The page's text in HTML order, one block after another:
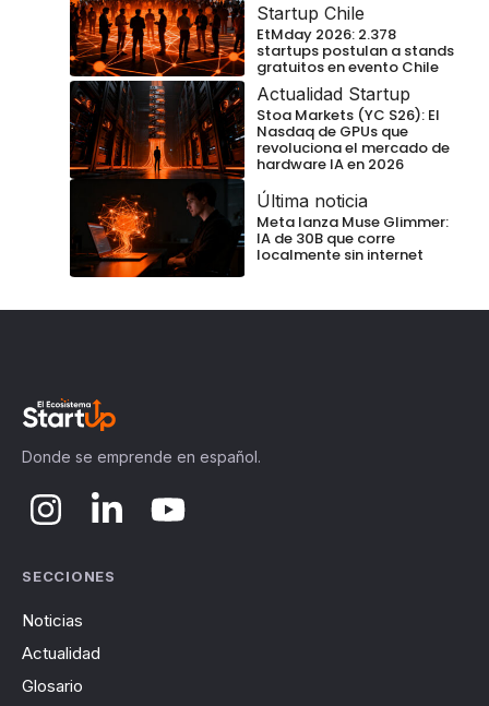
Startup Chile
EtMday 2026: 2.378
startups postulan a stands
gratuitos en evento Chile
Actualidad Startup
Stoa Markets (YC S26): El
Nasdaq de GPUs que
revoluciona el mercado de
hardware IA en 2026
Última noticia
Meta lanza Muse Glimmer:
IA de 30B que corre
localmente sin internet
Donde se emprende en español.
SECCIONES
Noticias
Actualidad
Glosario